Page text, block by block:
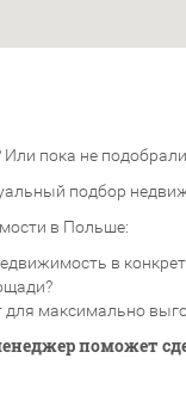
пока не
подбор
в Польше:
в
максимально
поможет